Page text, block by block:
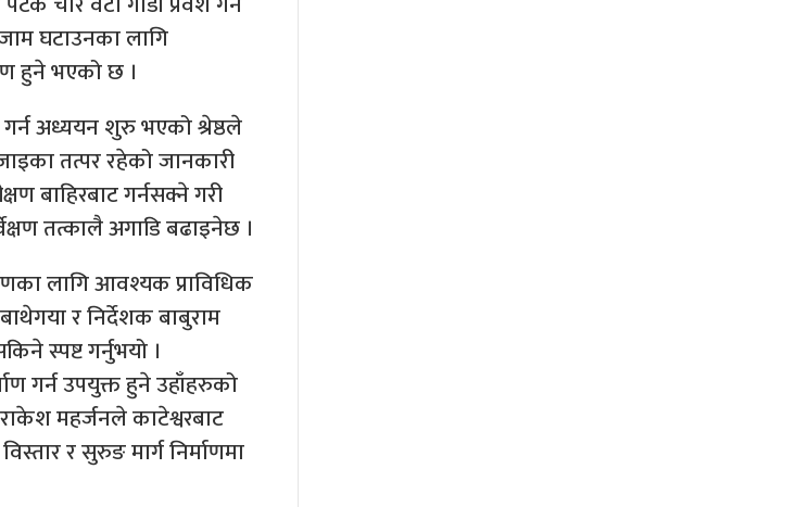
घटाउनका लागि
हुने भएको छ ।
गर्न अध्ययन शुरु भएको श्रेष्ठले
तत्पर रहेको जानकारी
बाहिरबाट गर्नसक्ने गरी
तत्कालै अगाडि बढाइनेछ ।
लागि आवश्यक प्राविधिक
र निर्देशक बाबुराम
स्पष्ट गर्नुभयो ।
गर्न उपयुक्त हुने उहाँहरुको
महर्जनले काटेश्वरबाट
र सुरुङ मार्ग निर्माणमा